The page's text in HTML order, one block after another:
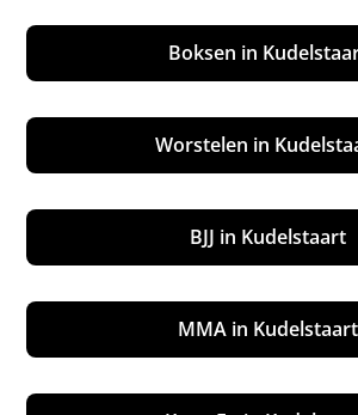
Boksen in
Worstelen in
BJJ in Kudelstaart
MMA in Kudelstaart